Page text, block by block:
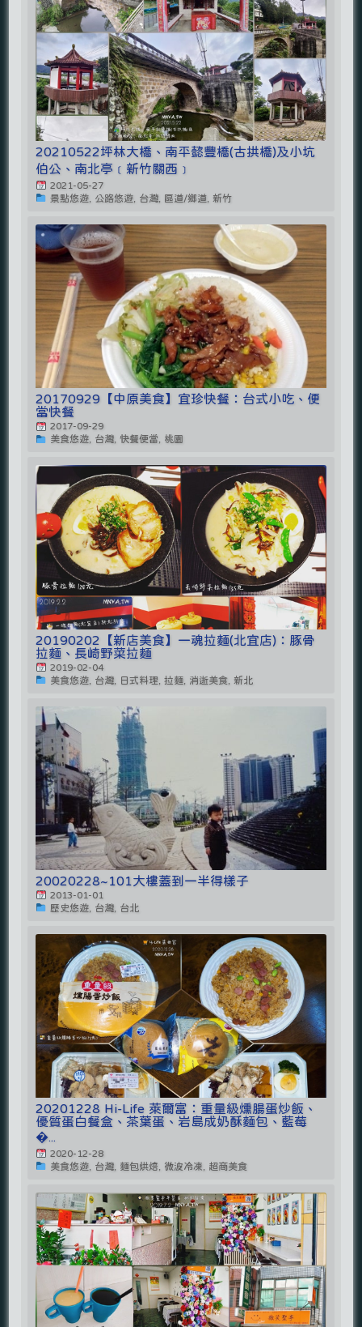
20210522坪林大橋、南平懿豐橋(古拱橋)及小坑
伯公、南北亭﹝新竹關西﹞
2021-05-27
景點悠遊, 公路悠遊, 台灣, 區道/鄉道, 新竹
20170929【中原美食】宜珍快餐：台式小吃、便
當快餐
2017-09-29
美食悠遊, 台灣, 快餐便當, 桃園
20190202【新店美食】一魂拉麵(北宜店)：豚骨
拉麵、長崎野菜拉麵
2019-02-04
美食悠遊, 台灣, 日式料理, 拉麵, 消逝美食, 新北
20020228~101大樓蓋到一半得樣子
2013-01-01
歷史悠遊, 台灣, 台北
20201228 Hi-Life 萊爾富：重量級燻腸蛋炒飯、
優質蛋白餐盒、茶葉蛋、岩島成奶酥麵包、藍莓
�...
2020-12-28
美食悠遊, 台灣, 麵包烘焙, 微波冷凍, 超商美食